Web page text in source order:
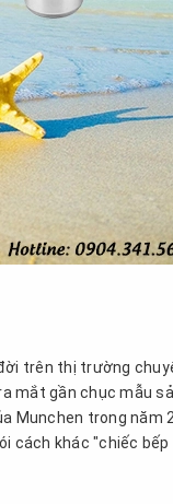
trên thị trường
mắt gần chục mẫu
Munchen trong năm
cách khác "chiếc